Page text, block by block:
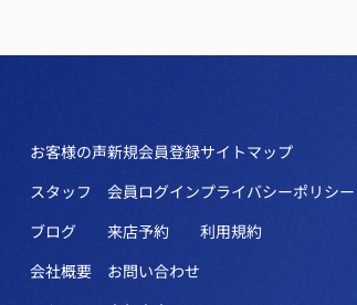
お客様の声
スタッフ
ブログ
会社概要
新規会員登録
会員ログイン
来店予約
お問い合わせ
サイトマップ
プライバシーポリシー
利用規約